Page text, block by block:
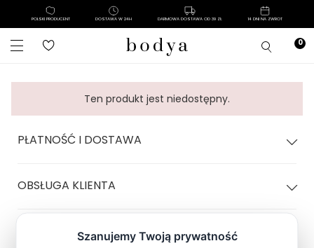
POLSKI PRODUCENT DOSTAWA W 24H DARMOWA DOSTAWA OD 39 ZŁ 14 DNI NA ZWROT
Ten produkt jest niedostępny.
PŁATNOŚĆ I DOSTAWA
OBSŁUGA KLIENTA
POLITYKA SKLEPU